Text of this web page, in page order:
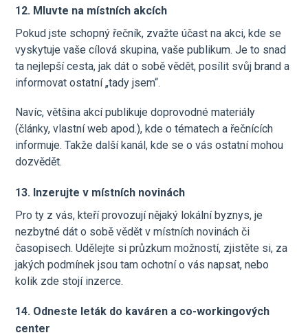
12. Mluvte na místních akcích
Pokud jste schopný řečník, zvažte účast na akci, kde se
vyskytuje vaše cílová skupina, vaše publikum. Je to snad
ta nejlepší cesta, jak dát o sobě vědět, posílit svůj brand a
informovat ostatní „tady jsem“.
Navíc, většina akcí publikuje doprovodné materiály
(články, vlastní web apod.), kde o tématech a řečnících
informuje. Takže další kanál, kde se o vás ostatní mohou
dozvědět.
13. Inzerujte v místních novinách
Pro ty z vás, kteří provozují nějaký lokální byznys, je
nezbytné dát o sobě vědět v místních novinách či
časopisech. Udělejte si průzkum možností, zjistěte si, za
jakých podmínek jsou tam ochotní o vás napsat, nebo
kolik zde stojí inzerce.
14. Odneste leták do kaváren a co-workingových
center